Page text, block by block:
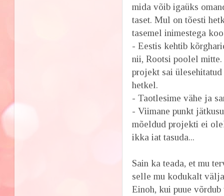
mida võib igaüks
taset. Mul on tõesti
tasemel inimestega
- Eestis kehtib
nii, Rootsi poolel
projekt sai
hetkel.
- Taotlesime vähe ja
- Viimane punkt
mõeldud projekti ei
ikka iat tasuda...
Sain ka teada, et mu
selle mu kodukalt
Einoh, kui puue